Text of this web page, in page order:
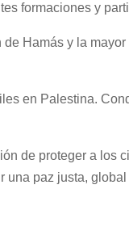
formaciones y
Hamás y la
en Palestina.
de proteger a los
paz justa,